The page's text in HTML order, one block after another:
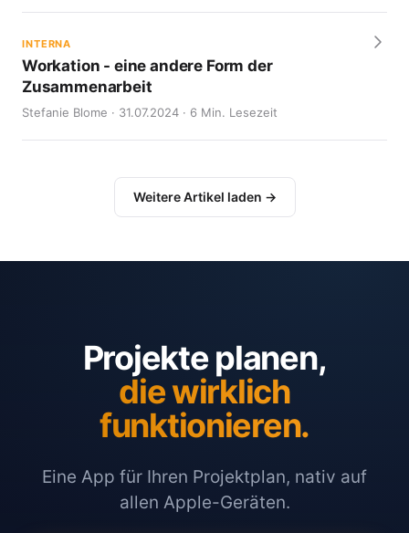
INTERNA
Workation - eine andere Form der
Zusammenarbeit
Stefanie Blome · 31.07.2024 · 6 Min. Lesezeit
Weitere Artikel laden →
Projekte planen,
die wirklich
funktionieren.
Eine App für Ihren Projektplan, nativ auf
allen Apple-Geräten.